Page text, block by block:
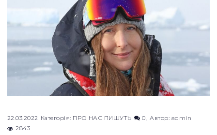
22.03.2022
22.03.2022 Категорія: ПРО НАС ПИШУТЬ 0 Автор: admin
2843